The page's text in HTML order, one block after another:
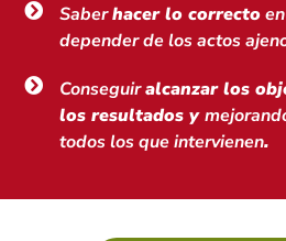
Saberhacer lo correcto
depender de los actos
Conseguiralcanzar los
los resultados y
todos los que intervienen.